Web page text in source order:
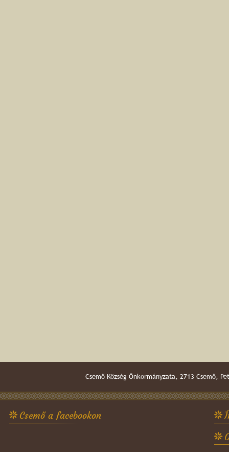
Csemő Község Önkormányzata, 2713
Csemő a facebookon